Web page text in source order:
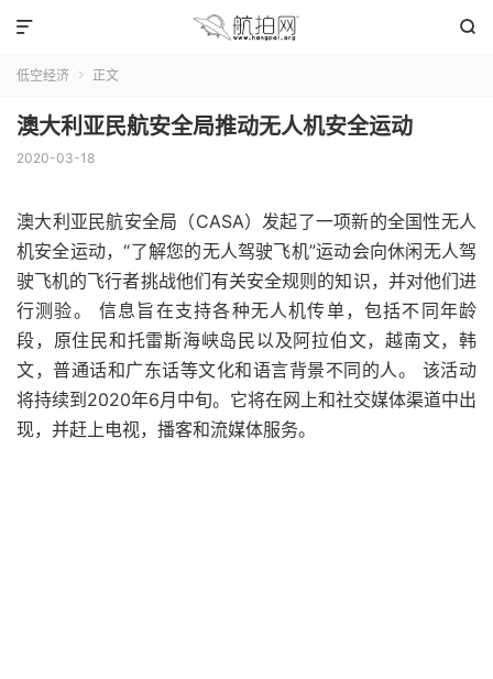


低空经济  正文
澳大利亚民航安全局推动无人机安全运动
2020-03-18
澳大利亚民航安全局（CASA）发起了一项新的全国性无人
机安全运动，“了解您的无人驾驶飞机”运动会向休闲无人驾
驶飞机的飞行者挑战他们有关安全规则的知识，并对他们进
行测验。 信息旨在支持各种无人机传单，包括不同年龄
段，原住民和托雷斯海峡岛民以及阿拉伯文，越南文，韩
文，普通话和广东话等文化和语言背景不同的人。 该活动
将持续到2020年6月中旬。它将在网上和社交媒体渠道中出
现，并赶上电视，播客和流媒体服务。